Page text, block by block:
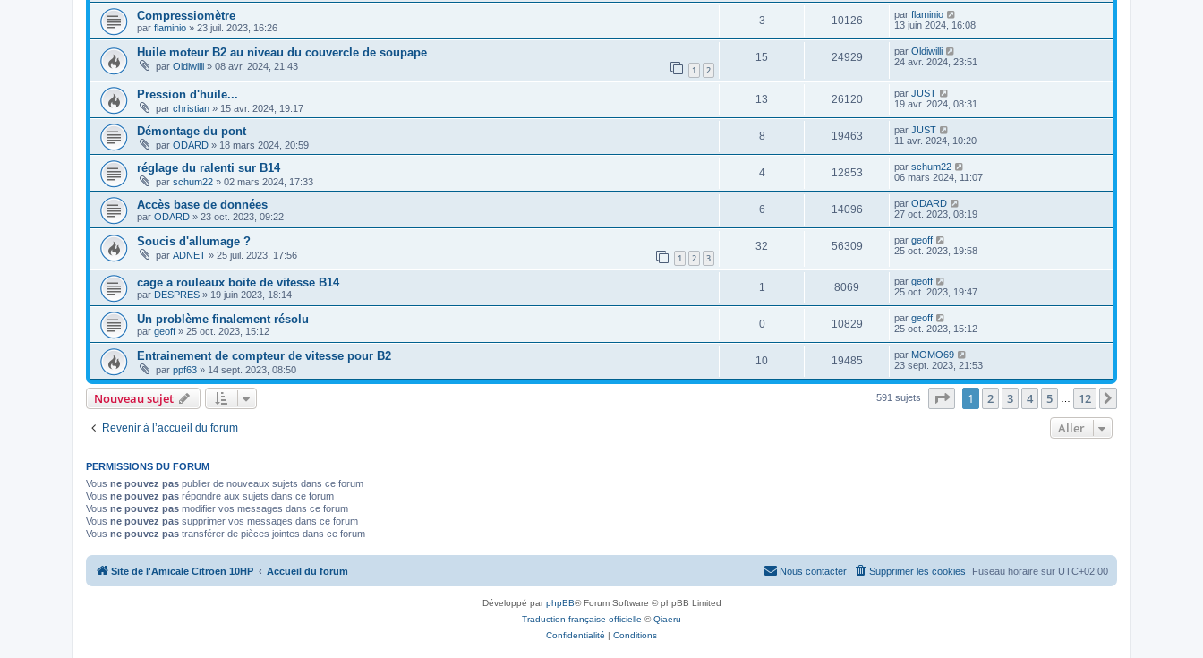
Compressiomètre
par flaminio » 23 juil. 2023, 16:26
3 10126 par flaminio
13 juin 2024, 16:08
Huile moteur B2 au niveau du couvercle de soupape
par Oldiwilli » 08 avr. 2024, 21:43 1 2
15 24929 par Oldiwilli
24 avr. 2024, 23:51
Pression d'huile...
par christian » 15 avr. 2024, 19:17
13 26120 par JUST
19 avr. 2024, 08:31
Démontage du pont
par ODARD » 18 mars 2024, 20:59
8 19463 par JUST
11 avr. 2024, 10:20
réglage du ralenti sur B14
par schum22 » 02 mars 2024, 17:33
4 12853 par schum22
06 mars 2024, 11:07
Accès base de données
par ODARD » 23 oct. 2023, 09:22
6 14096 par ODARD
27 oct. 2023, 08:19
Soucis d'allumage ?
par ADNET » 25 juil. 2023, 17:56 1 2 3
32 56309 par geoff
25 oct. 2023, 19:58
cage a rouleaux boite de vitesse B14
par DESPRES » 19 juin 2023, 18:14
1 8069 par geoff
25 oct. 2023, 19:47
Un problème finalement résolu
par geoff » 25 oct. 2023, 15:12
0 10829 par geoff
25 oct. 2023, 15:12
Entrainement de compteur de vitesse pour B2
par ppf63 » 14 sept. 2023, 08:50
10 19485 par MOMO69
23 sept. 2023, 21:53
Nouveau sujet 591 sujets Page sur12
1 2 3 4 5 … 12
Revenir à l’accueil du forum Aller
PERMISSIONS DU FORUM
Vous ne pouvez pas publier de nouveaux sujets dans ce forum
Vous ne pouvez pas répondre aux sujets dans ce forum
Vous ne pouvez pas modifier vos messages dans ce forum
Vous ne pouvez pas supprimer vos messages dans ce forum
Vous ne pouvez pas transférer de pièces jointes dans ce forum
Site de l'Amicale Citroën 10HP Accueil du forum Fuseau horaire sur UTC+02:00
Supprimer les cookies
Nous contacter
Développé parphpBB® Forum Software © phpBB Limited
Traduction française officielle ©Qiaeru
Confidentialité | Conditions